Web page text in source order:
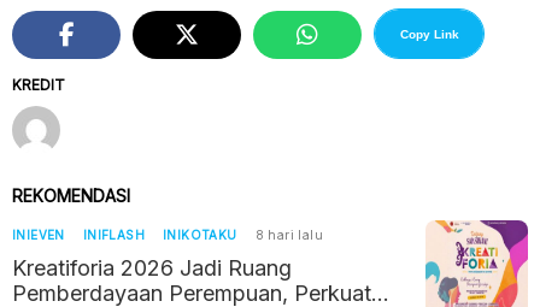
KREDIT
Copy Link
REKOMENDASI
INIEVEN INIFLASH INIKOTAKU 8 hari lalu
Kreatiforia 2026 Jadi Ruang
Pemberdayaan Perempuan, Perkuat